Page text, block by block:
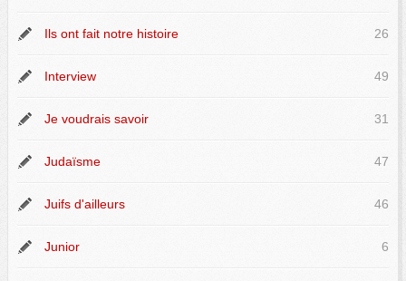
Ils ont fait notre histoire 26
Interview 49
Je voudrais savoir 31
Judaïsme 47
Juifs d'ailleurs 46
Junior 6